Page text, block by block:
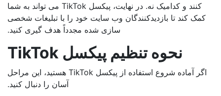
کنند و کدامیک نه. در نهایت، پیکسل TikTok می تواند به شما
کمک کند تا بازدیدکنندگان وب سایت خود را با تبلیغات شخصی
سازی شده مجدداً هدف گیری کنید.
نحوه تنظیم پیکسل TikTok
اگر آماده شروع استفاده از پیکسل TikTok هستید، این مراحل
آسان را دنبال کنید.